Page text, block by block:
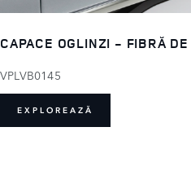
CAPACE OGLINZI - FIBRĂ
VPLVB0145
EXPLOREAZĂ